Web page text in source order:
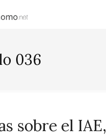
036
sobre el IAE,